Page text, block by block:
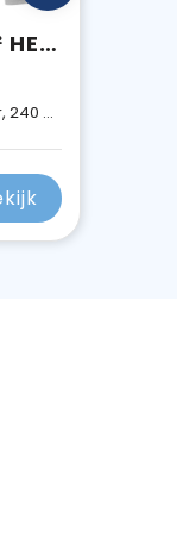
CHARON 240 G/M² HEREN SWEATER MET CREWNECK
g/m2